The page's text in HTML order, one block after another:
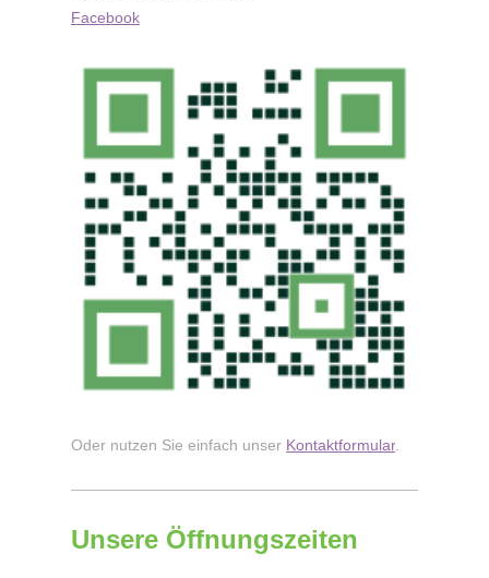
Facebook
Oder nutzen Sie einfach unser Kontaktformular
Unsere Öffnungszeiten